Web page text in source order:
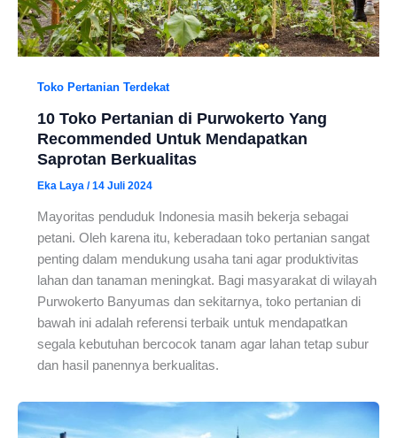
Toko Pertanian Terdekat
10 Toko Pertanian di Purwokerto Yang
Recommended Untuk Mendapatkan
Saprotan Berkualitas
Eka Laya /14 Juli 2024
Mayoritas penduduk Indonesia masih bekerja sebagai
petani. Oleh karena itu, keberadaan toko pertanian sangat
penting dalam mendukung usaha tani agar produktivitas
lahan dan tanaman meningkat. Bagi masyarakat di wilayah
Purwokerto Banyumas dan sekitarnya, toko pertanian di
bawah ini adalah referensi terbaik untuk mendapatkan
segala kebutuhan bercocok tanam agar lahan tetap subur
dan hasil panennya berkualitas.